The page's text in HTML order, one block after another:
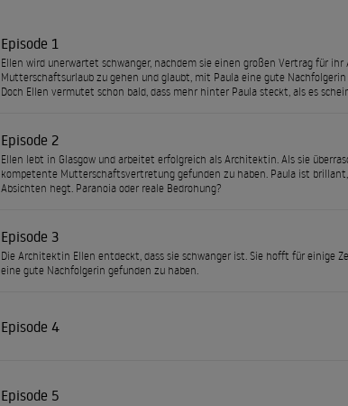
Episode 1
Ellen wird unerwartet schwanger, nachdem sie einen großen Vertrag für
Mutterschaftsurlaub zu gehen und glaubt, mit Paula eine gute
Doch Ellen vermutet schon bald, dass mehr hinter Paula steckt, als es
Episode 2
Ellen lebt in Glasgow und arbeitet erfolgreich als Architektin. Als sie
kompetente Mutterschaftsvertretung gefunden zu haben. Paula ist
Absichten hegt. Paranoia oder reale Bedrohung?
Episode 3
Die Architektin Ellen entdeckt, dass sie schwanger ist. Sie hofft für einige
eine gute Nachfolgerin gefunden zu haben.
Episode 4
Episode 5